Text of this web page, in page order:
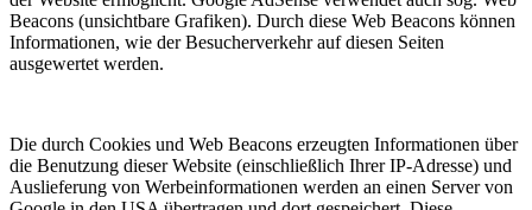
Beacons (unsichtbare Grafiken). Durch diese Web Beacons können
Informationen, wie der Besucherverkehr auf diesen Seiten
ausgewertet werden.
Die durch Cookies und Web Beacons erzeugten Informationen über
die Benutzung dieser Website (einschließlich Ihrer IP-Adresse) und
Auslieferung von Werbeinformationen werden an einen Server von